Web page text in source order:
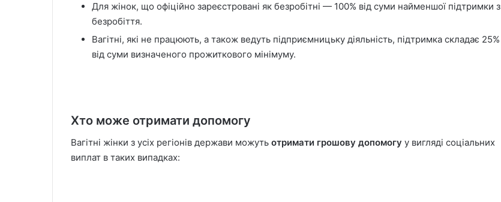
Для жінок, що офіційно зареєстровані як безробітні — 100% від суми найменшої підтримки з
безробіття.
Вагітні, які не працюють, а також ведуть підприємницьку діяльність, підтримка складає 25%
від суми визначеного прожиткового мінімуму.
Хто може отримати допомогу
Вагітні жінки з усіх регіонів держави можуть отримати грошову допомогу у вигляді соціальних
виплат в таких випадках: